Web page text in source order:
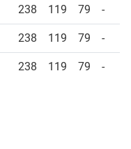
238 119 79 -
238 119 79 -
238 119 79 -